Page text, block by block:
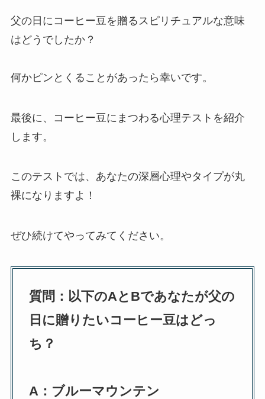
父の日にコーヒー豆を贈るスピリチュアルな意味
はどうでしたか？
何かピンとくることがあったら幸いです。
最後に、コーヒー豆にまつわる心理テストを紹介
します。
このテストでは、あなたの深層心理やタイプが丸
裸になりますよ！
ぜひ続けてやってみてください。
質問：以下のAとBであなたが父の
日に贈りたいコーヒー豆はどっ
ち？
A：ブルーマウンテン